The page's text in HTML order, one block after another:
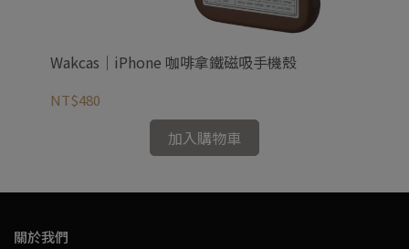
Wakcas｜iPhone 咖啡拿鐵磁吸手機殼
NT$480
加入購物車
關於我們